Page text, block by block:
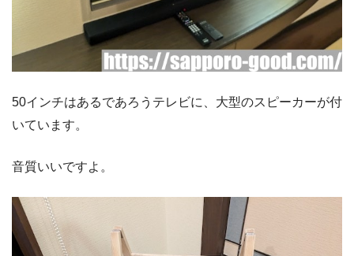
50インチはあるであろうテレビに、大型のスピーカーが付
いています。
音質いいですよ。